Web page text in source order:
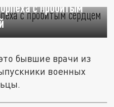
с пробитым
бывшие врачи из
военных